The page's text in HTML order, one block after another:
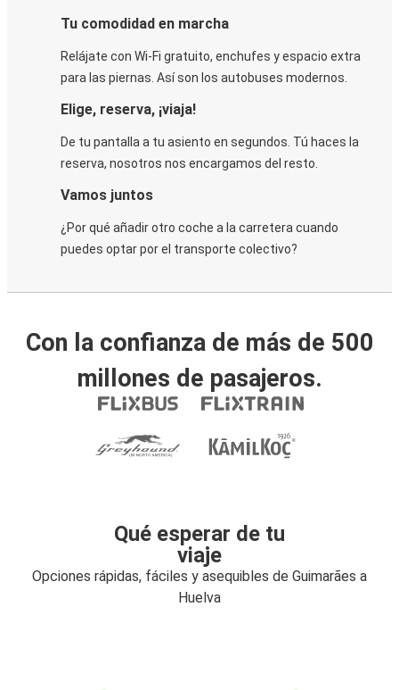
Tu comodidad en marcha
Relájate con Wi-Fi gratuito, enchufes y espacio extra
para las piernas. Así son los autobuses modernos.
Elige, reserva, ¡viaja!
De tu pantalla a tu asiento en segundos. Tú haces la
reserva, nosotros nos encargamos del resto.
Vamos juntos
¿Por qué añadir otro coche a la carretera cuando
puedes optar por el transporte colectivo?
Con la confianza de más de 500
millones de pasajeros.
Qué esperar de tu
viaje
Opciones rápidas, fáciles y asequibles de Guimarães a
Huelva